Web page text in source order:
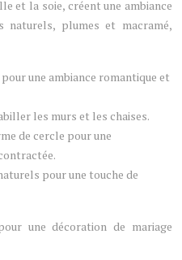
et la soie, créent une ambiance
naturels, plumes et macramé,
une ambiance romantique et
les murs et les chaises.
de cercle pour une
pour une touche de
une décoration de mariage